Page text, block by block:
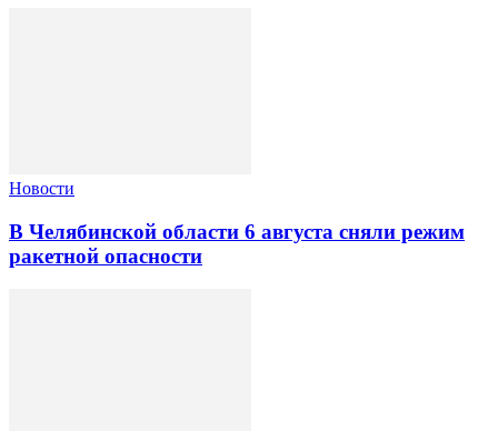
Новости
В Челябинской области 6 августа сняли режим
ракетной опасности